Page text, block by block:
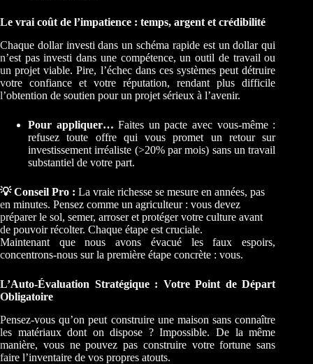
Le vrai coût de l’impatience : temps, argent et crédibilité
Chaque dollar investi dans un schéma rapide est un dollar qui
n’est pas investi dans une compétence, un outil de travail ou
un projet viable. Pire, l’échec dans ces systèmes peut détruire
votre confiance et votre réputation, rendant plus difficile
l’obtention de soutien pour un projet sérieux à l’avenir.
Pour appliquer… Faites un pacte avec vous-même :
refusez toute offre qui vous promet un retour sur
investissement irréaliste (>20% par mois) sans un travail
substantiel de votre part.
💡 Conseil Pro : La vraie richesse se mesure en années, pas
en minutes. Pensez comme un agriculteur : vous devez
préparer le sol, semer, arroser et protéger votre culture avant
de pouvoir récolter. Chaque étape est cruciale.
Maintenant que nous avons évacué les faux espoirs,
concentrons-nous sur la première étape concrète : vous.
L’Auto-Évaluation Stratégique : Votre Point de Départ
Obligatoire
Pensez-vous qu’on peut construire une maison sans connaître
les matériaux dont on dispose ? Impossible. De la même
manière, vous ne pouvez pas construire votre fortune sans
faire l’inventaire de vos propres atouts.